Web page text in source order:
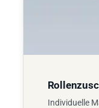
Individuelle